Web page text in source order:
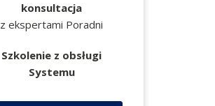
konsultacja
z ekspertami Poradni
Szkolenie z obsługi
Systemu